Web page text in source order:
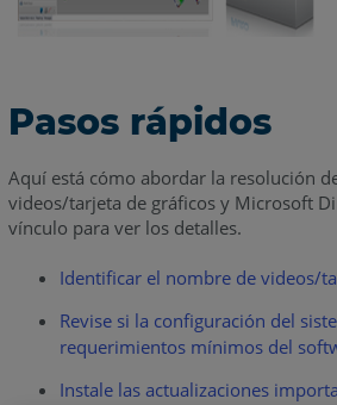
configuración
con
los
mínimos
del
software
Instale
las
actualizaciones
importantes
de
Pasos rápidos
Aquí está cómo abordar la resolución
videos/tarjeta de gráficos y Microsoft
vínculo para ver los detalles.
Identificar el nombre de videos/
Revise si la configuración del
requerimientos mínimos del
Instale las actualizaciones